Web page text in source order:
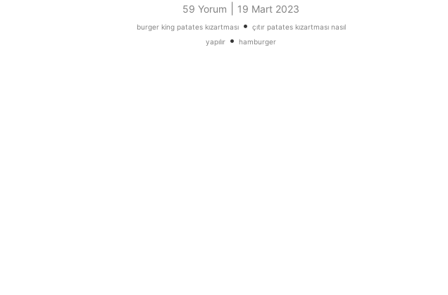
59 Yorum 19 Mart 2023
burger king patates kızartması• çıtır patates kızartması nasıl
yapılır • hamburger